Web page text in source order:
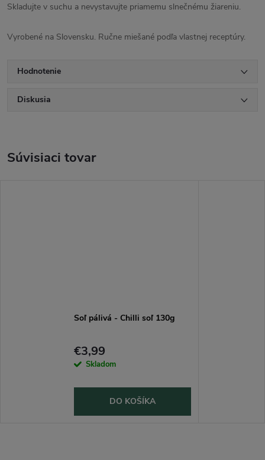
Skladujte v suchu a nevystavujte priamemu slnečnému žiareniu.
Vyrobené na Slovensku. Ručne miešané podľa vlastnej receptúry.
Hodnotenie
Diskusia
Súvisiaci tovar
Soľ pálivá - Chilli soľ 130g
€3,99
Skladom
DO KOŠÍKA